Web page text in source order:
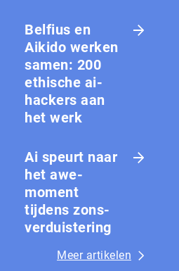
Belfius en
Aikido werken
samen: 200
ethische ai-
hackers aan
het werk
Ai speurt naar
het awe-
moment
tijdens zons­
ver­duis­te­ring
Meer artikelen